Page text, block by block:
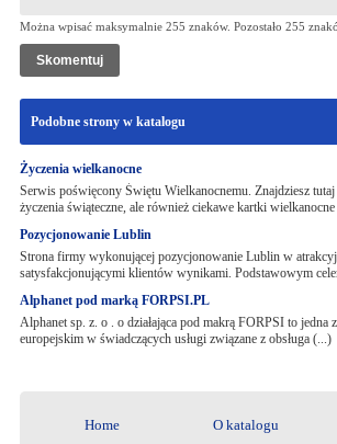
Można wpisać maksymalnie 255 znaków. Pozostało 255
Podobne strony w katalogu
Życzenia wielkanocne
Serwis poświęcony Świętu Wielkanocnemu. Znajdziesz
życzenia świąteczne, ale również ciekawe kartki
Pozycjonowanie Lublin
Strona firmy wykonującej pozycjonowanie Lublin w
satysfakcjonującymi klientów wynikami. Podstawowym
Alphanet pod marką FORPSI.PL
Alphanet sp. z. o . o działająca pod makrą FORPSI to
europejskim w świadczących usługi związane z obsługa (...)
Home O katalogu